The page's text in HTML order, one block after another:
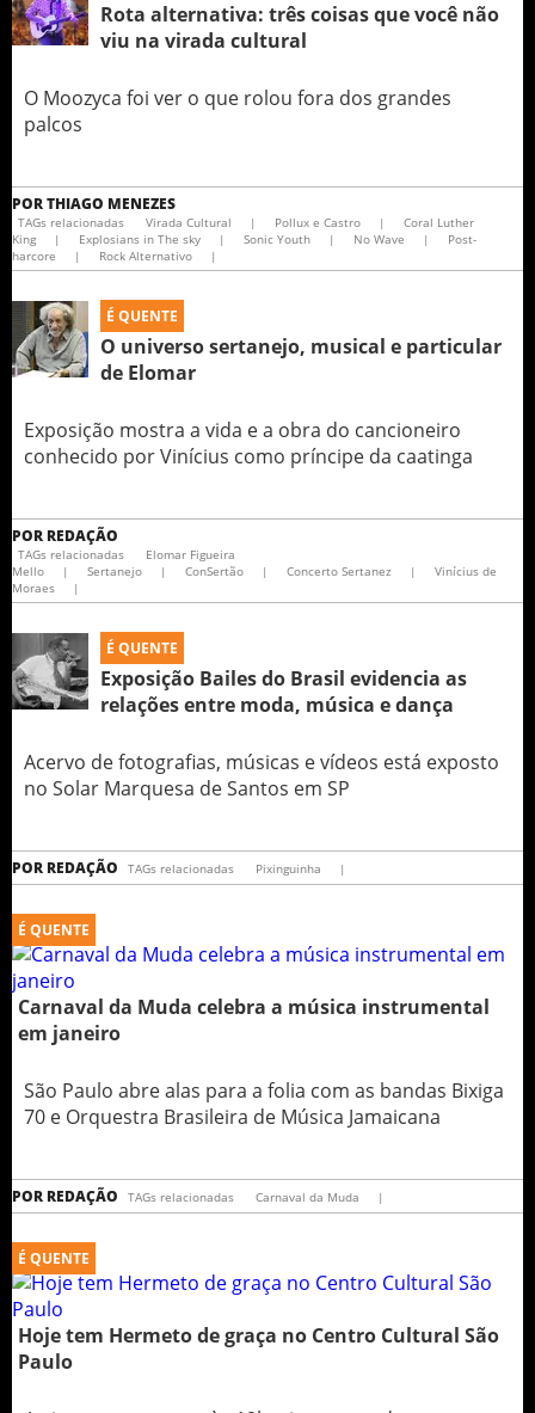
Rota alternativa: três coisas que você não
viu na virada cultural
O Moozyca foi ver o que rolou fora dos grandes
palcos
PORTHIAGO MENEZES
TAGs relacionadas Virada Cultural | Pollux e Castro |
Coral Luther
King
| Explosians in The sky | Sonic Youth | No Wave |
Post-
harcore
| Rock Alternativo |
É QUENTE
O universo sertanejo, musical e particular
de Elomar
Exposição mostra a vida e a obra do cancioneiro
conhecido por Vinícius como príncipe da caatinga
POR REDAÇÃO
TAGs relacionadas
Elomar Figueira
Mello
| Sertanejo | ConSertão | Concerto Sertanez |
Vinícius de
Moraes
|
É QUENTE
Exposição Bailes do Brasil evidencia as
relações entre moda, música e dança
Acervo de fotografias, músicas e vídeos está exposto
no Solar Marquesa de Santos em SP
POR REDAÇÃO TAGs relacionadas Pixinguinha |
É QUENTE
Carnaval da Muda celebra a música instrumental
em janeiro
São Paulo abre alas para a folia com as bandas Bixiga
70 e Orquestra Brasileira de Música Jamaicana
POR REDAÇÃO TAGs relacionadas Carnaval da Muda |
É QUENTE
Hoje tem Hermeto de graça no Centro Cultural São
Paulo